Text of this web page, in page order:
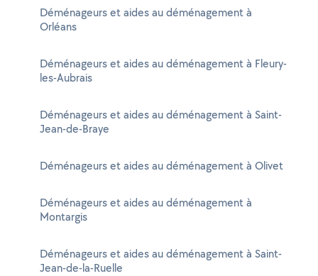
Déménageurs et aides au déménagement à
Orléans
Déménageurs et aides au déménagement à Fleury-
les-Aubrais
Déménageurs et aides au déménagement à Saint-
Jean-de-Braye
Déménageurs et aides au déménagement à Olivet
Déménageurs et aides au déménagement à
Montargis
Déménageurs et aides au déménagement à Saint-
Jean-de-la-Ruelle